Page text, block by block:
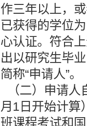
作三年以上，
已获得的学位
心认证。符合
出以研究生毕
简称“申请人”。
（二）申请人
月1日开始计算
班课程考试和